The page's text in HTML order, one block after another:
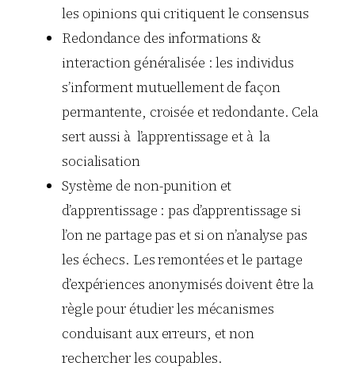
les opinions qui critiquent le consensus
Redondance des informations &
interaction généralisée : les individus
s’informent mutuellement de façon
permantente, croisée et redondante. Cela
sert aussi à l’apprentissage et à la
socialisation
Système de non-punition et
d’apprentissage : pas d’apprentissage si
l’on ne partage pas et si on n’analyse pas
les échecs. Les remontées et le partage
d’expériences anonymisés doivent être la
règle pour étudier les mécanismes
conduisant aux erreurs, et non
rechercher les coupables.